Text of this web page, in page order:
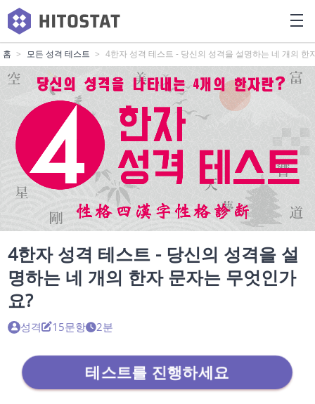
홈 모든 성격 테스트 4한자 성격 테스트 - 당신의 성격을 설명하는 네 개의 한
4한자 성격 테스트 - 당신의 성격을 설
명하는 네 개의 한자 문자는 무엇인가
요?
성격 15문항 2분
테스트를 진행하세요